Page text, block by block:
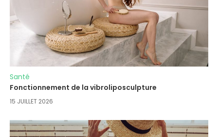
Santé
Fonctionnement de la vibroliposculpture
15 JUILLET 2026